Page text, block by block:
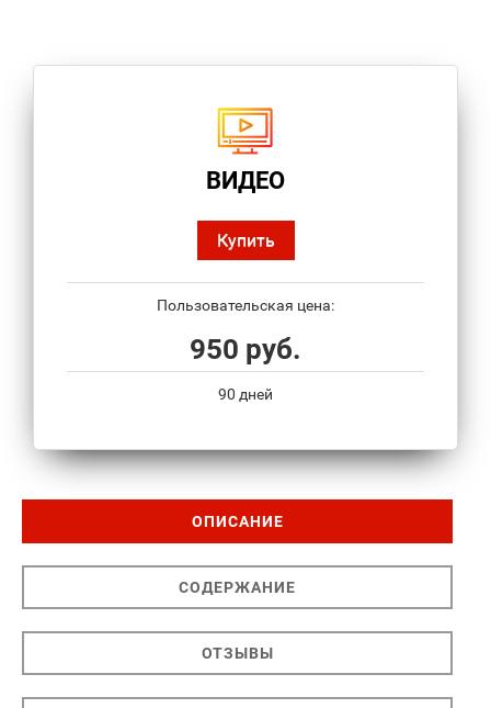
ВИДЕО
Купить
Пользовательская цена:
950 руб.
90 дней
ОПИСАНИЕ
СОДЕРЖАНИЕ
ОТЗЫВЫ